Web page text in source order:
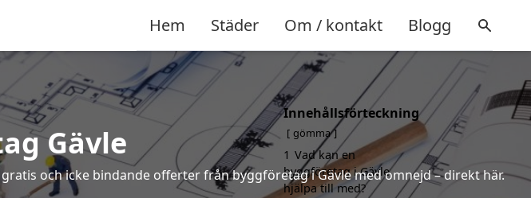
Hem Städer Om / kontakt Blogg
Gävle
och icke bindande offerter från byggföretag i Gävle med omnejd – direkt här.
Innehållsförteckning
gömma
1 Vad kan en
byggföretag i Gävle
hjälpa till med?